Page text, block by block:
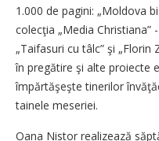
1.000 de pagini: „Moldova
colecţia „Media Christiana”
„Taifasuri cu tâlc” şi
în pregătire şi alte proiecte
împărtăşeşte tinerilor
tainele meseriei.
Oana Nistor realizează